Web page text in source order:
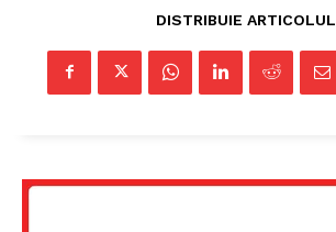
DISTRIBUIE ARTICOLUL